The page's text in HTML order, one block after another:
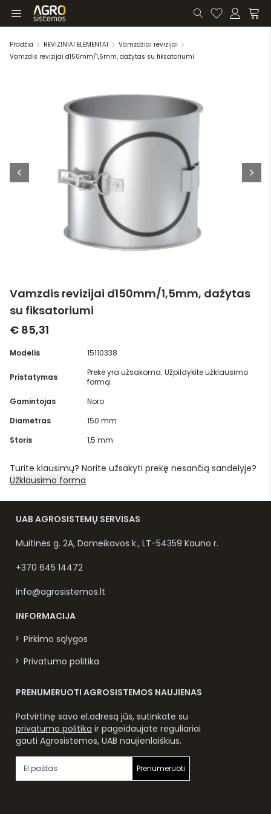
Pradžia REVIZINIAI ELEMENTAI
Vamzdžiai revizijai
Vamzdis revizijai d150mm/1,5mm, dažytas su fiksatoriumi
Vamzdis revizijai d150mm/1,5mm, dažytas
su fiksatoriumi
€ 85,31
Modelis 15110338
Pristatymas
Prekė yra užsakoma. Užpildykite užklausimo
formą.
Gamintojas
Noro
Diametras
150 mm
Storis
1,5 mm
Turite klausimų? Norite užsakyti prekę nesančią sandėlyje?
Užklausimo forma
UAB AGROSISTEMŲ SERVISAS
Muitinės g. 2A, Domeikavos k., LT-54359 Kauno r.
+370 645 14472
info@agrosistemos.lt
INFORMACIJA
Pirkimo sąlygos
Privatumo politika
PRENUMERUOTI AGROSISTEMOS NAUJIENAS
Patvirtinę savo el.adresą jūs, sutinkate su
privatumo politika ir pageidaujate reguliariai
gauti Agrosistemos, UAB naujienlaiškius.
Prenumeruoti